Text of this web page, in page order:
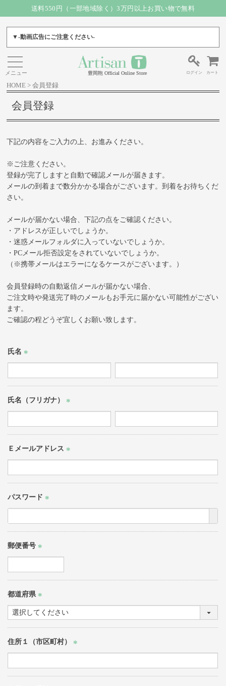
送料550円（一部地域除く）3万円以上お買い物で無料
▼-動画広告にご注意ください-
豊岡鞄 Official Online Store ログイン カート
HOME 会員登録
会員登録
下記の内容をご入力の上、お進みください。
※ご注意ください。
登録が完了しますと自動で確認メールが届きます。
メールの到着まで数分かかる場合がございます。到着をお待ちくだ
さい。
メールが届かない場合、下記の点をご確認ください。
・アドレスが正しいでしょうか。
・迷惑メールフォルダに入っていないでしょうか。
・PCメール拒否設定をされていないでしょうか。
（※携帯メールはエラーになるケースがございます。）
会員登録時の自動返信メールが届かない場合、
ご注文時や発送完了時のメールもお手元に届かない可能性がござい
ます。
ご確認の程どうぞ宜しくお願い致します。
氏名
(必
須)
氏名（フリガナ）
(必
須)
Ｅメールアドレス
(必
須)
パスワード
(必
須)
郵便番号
(必
須)
都道府県
(必
須)
住所１（市区町村）
(必
須)